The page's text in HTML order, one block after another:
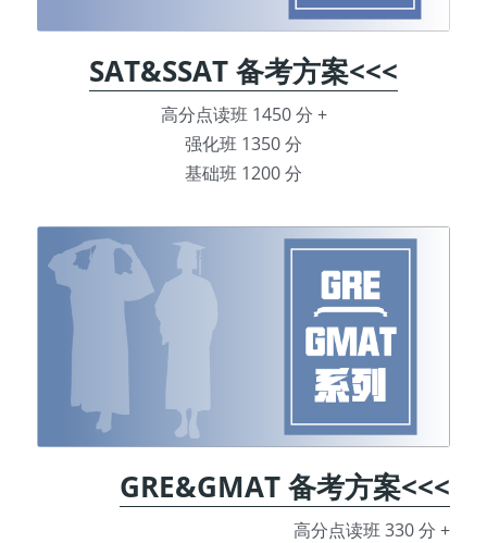
SAT&SSAT 备考方案<<<
高分点读班 1450 分 +
强化班 1350 分
基础班 1200 分
GRE&GMAT 备考方案<<<
高分点读班 330 分 +